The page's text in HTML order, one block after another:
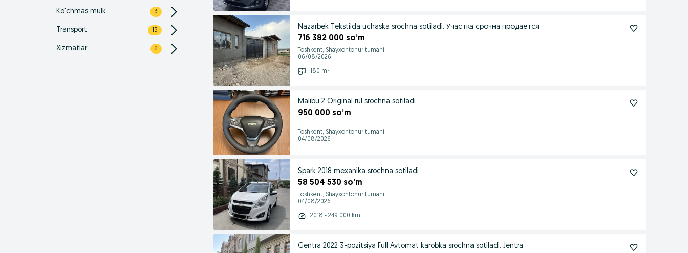
Ko'chmas mulk 3
Transport 15
Xizmatlar 2
Nazarbek Tekstilda uchaska srochna sotiladi. Участка срочна продаётся
716 382 000 so’m
Toshkent, Shayxontohur tumani
06/08/2026
180 m²
Malibu 2 Original rul srochna sotiladi
950 000 so’m
Toshkent, Shayxontohur tumani
04/08/2026
Spark 2018 mexanika srochna sotiladi
58 504 530 so’m
Toshkent, Shayxontohur tumani
04/08/2026
2018 - 249 000 km
Gentra 2022 3-pozitsiya Full Avtomat karobka srochna sotiladi. Jentra